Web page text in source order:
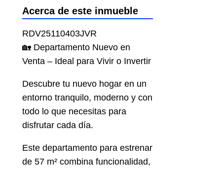
Acerca de este inmueble
RDV25110403JVR
🏡 Departamento Nuevo en
Venta – Ideal para Vivir o Invertir
Descubre tu nuevo hogar en un
entorno tranquilo, moderno y con
todo lo que necesitas para
disfrutar cada día.
Este departamento para estrenar
de 57 m² combina funcionalidad,